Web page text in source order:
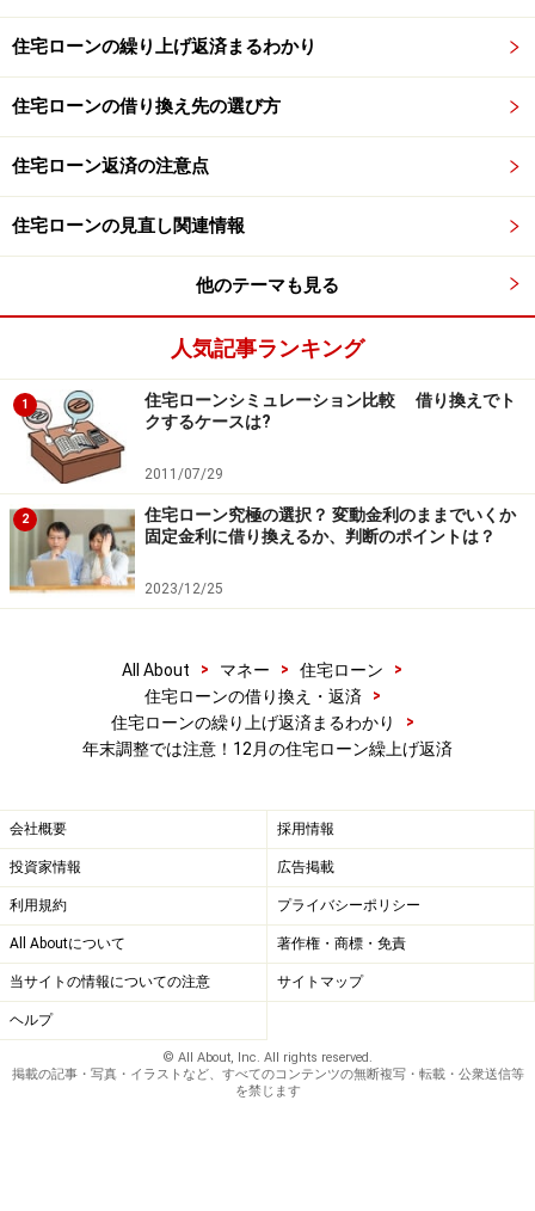
ては、言いにくいもの。
会社に言いにくい場合はどうする？
年末調整のやり直しに間に合わなかったり、勤務先にお
願いするのが難しい場合は、あなたが自分自身の税金に
ついて、税務署に確定申告をすれば大丈夫です。
申告をしているはずです。その時の必要資料は多岐にわ
たりましたが、住宅ローン控除のやり直しだけであれ
ば、会社から支給された「源泉徴収票」と銀行から新た
に発行された「ローンの残高証明書」と「印鑑」があれ
ば事足ります。
年末調整の間違いは、原則として翌年の2月16日～3月15
日までの間に確定申告をして、正しい内容に訂正しまし
年末調整の間違いを放置するとどうなる？
放置しておくと
住宅ローンの繰り上げ返済まるわかり
住宅ローンの借り換え先の選び方
住宅ローン返済の注意点
住宅ローンの見直し関連情報
他のテーマも見る
人気記事ランキング
1
住宅ローンシミュレーション比較 借り換えでト
クするケースは?
2011/07/29
2
住宅ローン究極の選択？ 変動金利のままでいくか
固定金利に借り換えるか、判断のポイントは？
2023/12/25
All About > マネー > 住宅ローン
>
住宅ローンの借り換え・返済
>
住宅ローンの繰り上げ返済まるわかり
>
年末調整では注意！12月の住宅ローン繰上げ返済
会社概要 採用情報
投資家情報 広告掲載
利用規約 プライバシーポリシー
All Aboutについて 著作権・商標・免責
当サイトの情報についての注意 サイトマップ
ヘルプ
© All About, Inc. All rights reserved.
掲載の記事・写真・イラストなど、すべてのコンテンツの無断複写・転載・公衆送信等
を禁じます